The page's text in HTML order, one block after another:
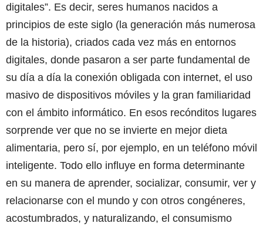
digitales”. Es decir, seres humanos nacidos a
principios de este siglo (la generación más numerosa
de la historia), criados cada vez más en entornos
digitales, donde pasaron a ser parte fundamental de
su día a día la conexión obligada con internet, el uso
masivo de dispositivos móviles y la gran familiaridad
con el ámbito informático. En esos recónditos lugares
sorprende ver que no se invierte en mejor dieta
alimentaria, pero sí, por ejemplo, en un teléfono móvil
inteligente. Todo ello influye en forma determinante
en su manera de aprender, socializar, consumir, ver y
relacionarse con el mundo y con otros congéneres,
acostumbrados, y naturalizando, el consumismo